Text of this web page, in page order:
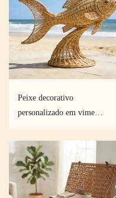
Peixe decorativo
personalizado em vime
formato e trançado feitos sob
encomenda.